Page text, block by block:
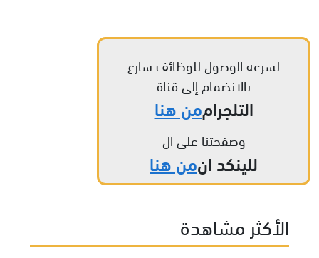
لسرعة الوصول للوظائف سارع
بالانضمام إلى قناة
التلجراممن هنا
وصفحتنا على ال
للينكد انمن هنا
الأكثر مشاهدة